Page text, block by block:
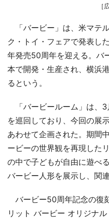
［
「バービー」は、米マテ
ク・トイ・フェアで発表し
年発売50周年を迎える。バ
本で開発・生産され、横浜
るという。
「バービールーム」は、3
を巡回しており、今回の展
あわせて企画された。期間
ービーの世界観を再現した
の中で子どもが自由に遊べ
バービー人形を展示し、関
バービー50周年記念の復
リット バービー オリジナ